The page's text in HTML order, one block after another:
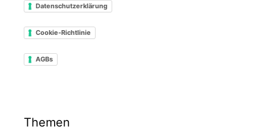
Datenschutzerklärung
Cookie-Richtlinie
AGBs
Themen